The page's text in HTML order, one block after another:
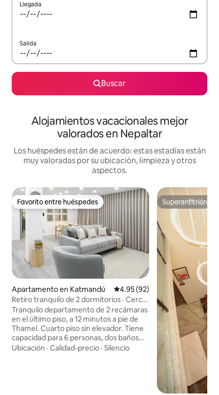
Llegada
Salida
Buscar
Alojamientos vacacionales mejor
valorados en Nepaltar
Los huéspedes están de acuerdo: estas estadías están
muy valoradas por su ubicación, limpieza y otros
aspectos.
Favorito entre huéspedes
Favorito entre huéspedes
Apartamento en Katmandú Calificación promedio: 4.95 de
4.95 (92)
Retiro tranquilo de 2 dormitorios · Cerca
del aeropuerto · Proyector
Tranquilo departamento de 2 recámaras
en el último piso, a 12 minutos a pie de
Thamel. Cuarto piso sin elevador. Tiene
capacidad para 6 personas, dos baños
completos, aire acondicionado en toda la
Ubicación · Calidad-precio · Silencio
Superanfitrión
Superanfitrión